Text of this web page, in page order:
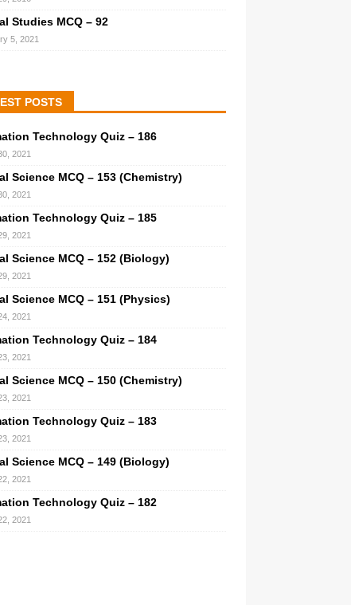
Studies MCQ – 92
5, 2021
POSTS
Technology Quiz – 186
2021
Science MCQ – 153 (Chemistry)
2021
Technology Quiz – 185
2021
Science MCQ – 152 (Biology)
2021
Science MCQ – 151 (Physics)
2021
Technology Quiz – 184
2021
Science MCQ – 150 (Chemistry)
2021
Technology Quiz – 183
2021
Science MCQ – 149 (Biology)
2021
Technology Quiz – 182
2021